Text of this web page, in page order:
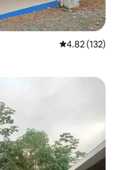
Calificación
4.82 (132)